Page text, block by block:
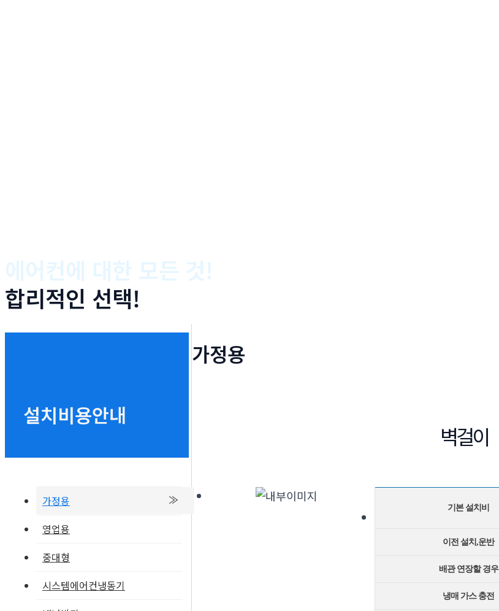
에어컨에 대한 모든 것!
합리적인 선택!
설치비용안내
가정용
영업용
중대형
시스템에어컨냉동기
가정용
벽걸이
기본 설치비
이전 설치,운반
배관 연장할 경우
냉매 가스 충전